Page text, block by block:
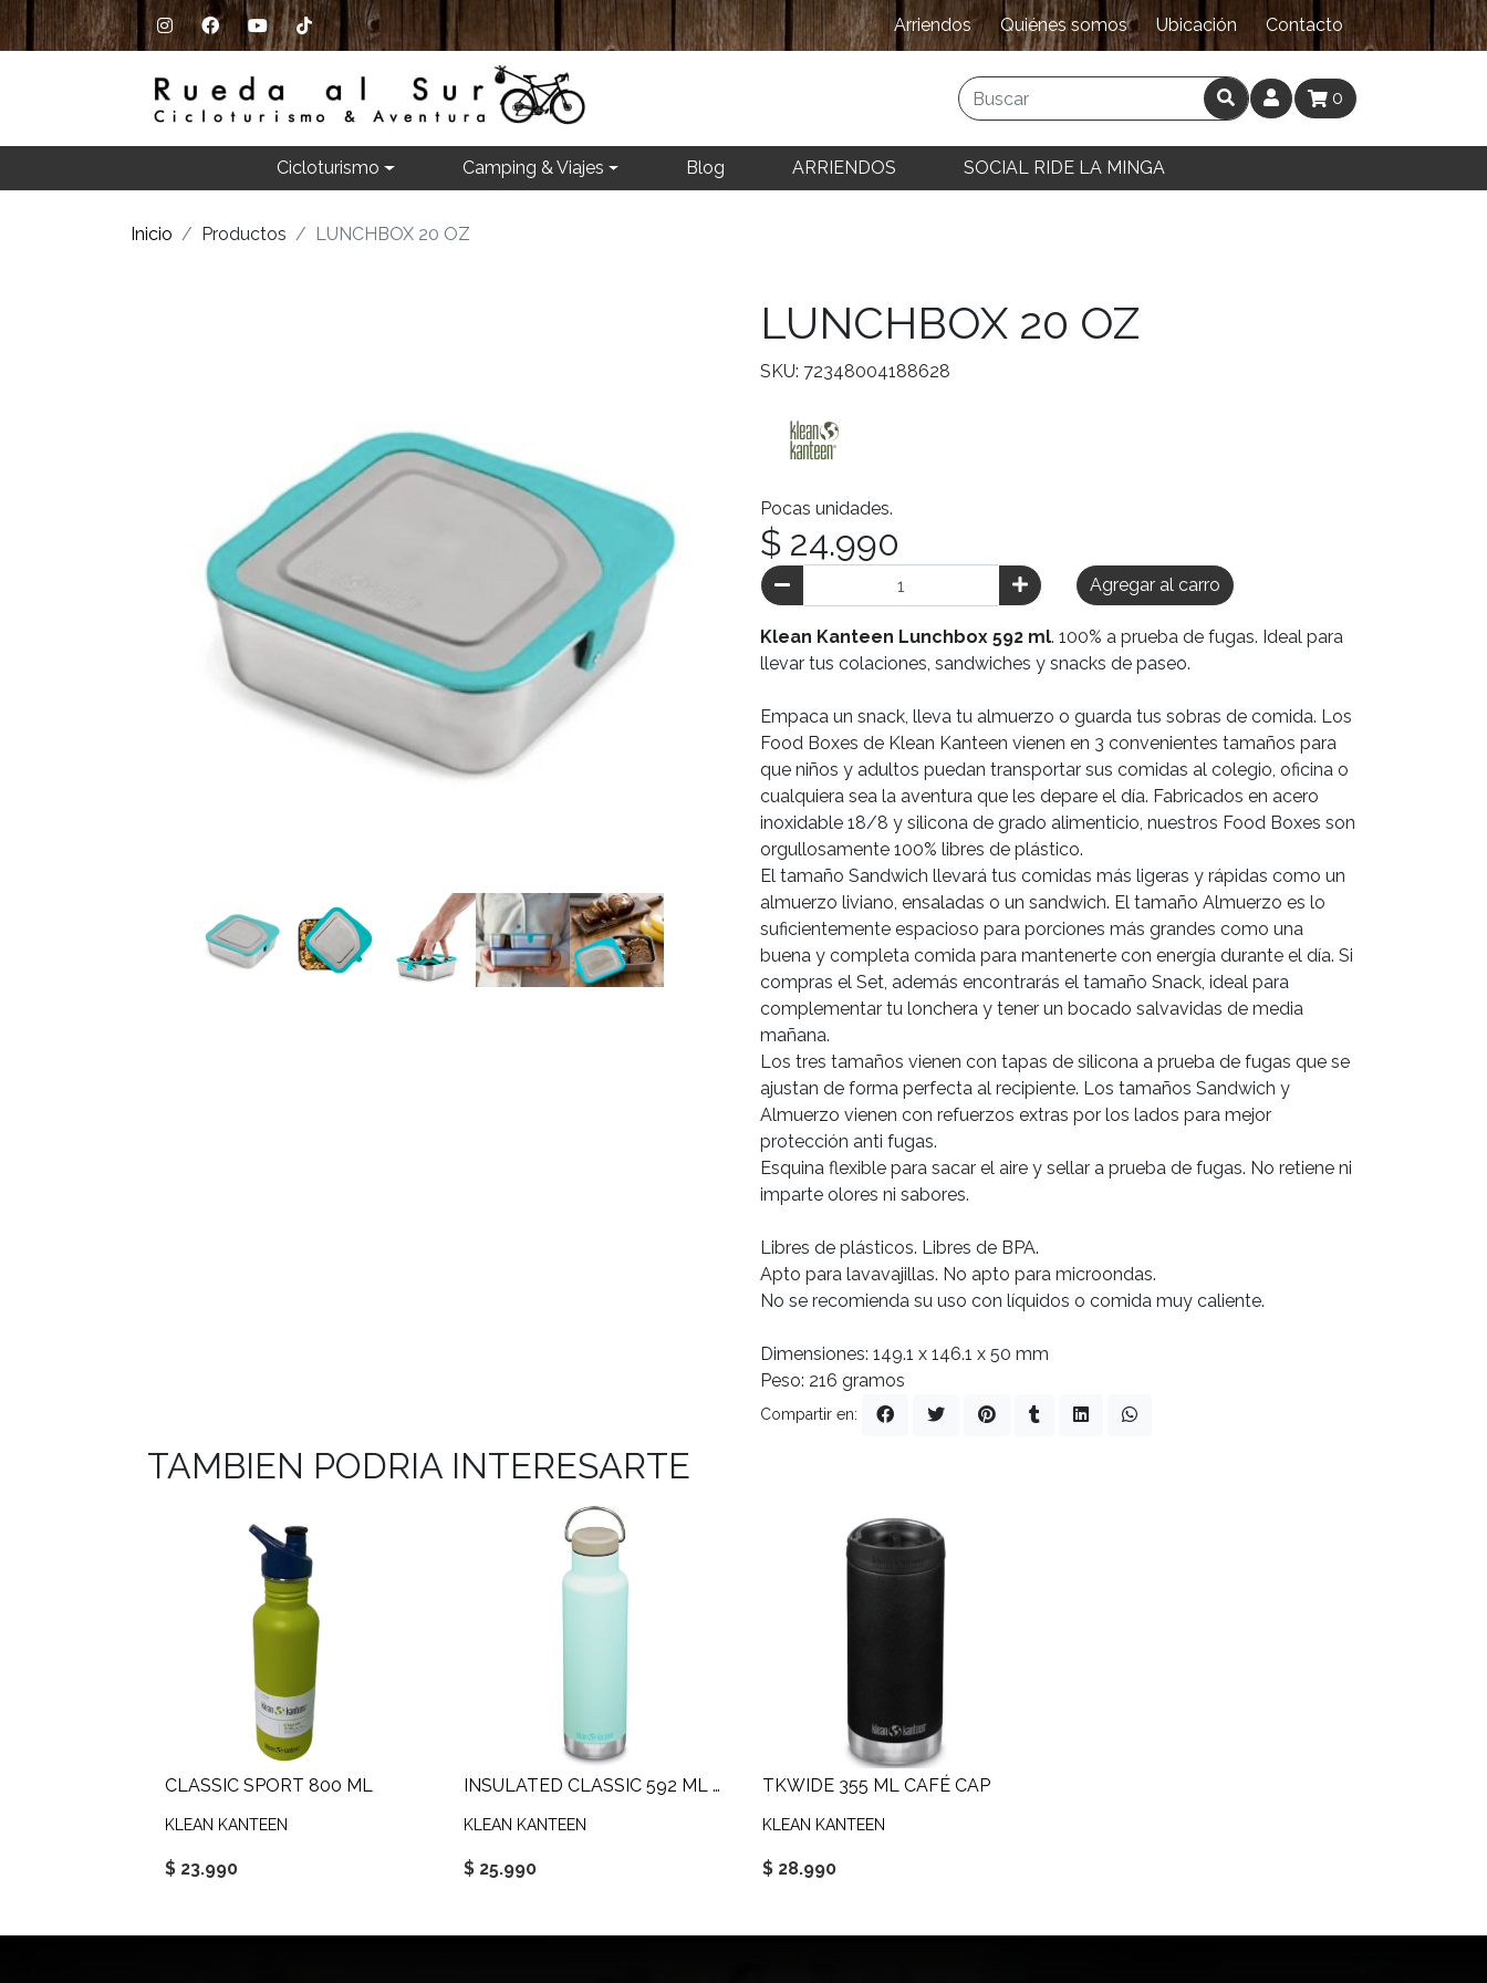
Arriendos Quiénes somos Ubicación Contacto
0
Cicloturismo Camping & Viajes Blog ARRIENDOS SOCIAL RIDE LA MINGA
Inicio Productos LUNCHBOX 20 OZ
LUNCHBOX 20 OZ
SKU: 72348004188628
Pocas unidades.
$ 24.990
Agregar al carro
Klean Kanteen Lunchbox 592 ml. 100% a prueba de fugas. Ideal para
llevar tus colaciones, sandwiches y snacks de paseo.
Empaca un snack, lleva tu almuerzo o guarda tus sobras de comida. Los
Food Boxes de Klean Kanteen vienen en 3 convenientes tamaños para
que niños y adultos puedan transportar sus comidas al colegio, oficina o
cualquiera sea la aventura que les depare el día. Fabricados en acero
inoxidable 18/8 y silicona de grado alimenticio, nuestros Food Boxes son
orgullosamente 100% libres de plástico.
El tamaño Sandwich llevará tus comidas más ligeras y rápidas como un
almuerzo liviano, ensaladas o un sandwich. El tamaño Almuerzo es lo
suficientemente espacioso para porciones más grandes como una
buena y completa comida para mantenerte con energía durante el día. Si
compras el Set, además encontrarás el tamaño Snack, ideal para
complementar tu lonchera y tener un bocado salvavidas de media
mañana.
Los tres tamaños vienen con tapas de silicona a prueba de fugas que se
ajustan de forma perfecta al recipiente. Los tamaños Sandwich y
Almuerzo vienen con refuerzos extras por los lados para mejor
protección anti fugas.
Esquina flexible para sacar el aire y sellar a prueba de fugas. No retiene ni
imparte olores ni sabores.
Libres de plásticos. Libres de BPA.
Apto para lavavajillas. No apto para microondas.
No se recomienda su uso con líquidos o comida muy caliente.
Dimensiones: 149.1 x 146.1 x 50 mm
Peso: 216 gramos
Compartir en:
TAMBIEN PODRIA INTERESARTE
CLASSIC SPORT 800 ML
KLEAN KANTEEN
$ 23.990
INSULATED CLASSIC 592 ML LOOP CAP
KLEAN KANTEEN
$ 25.990
TKWIDE 355 ML CAFÉ CAP
KLEAN KANTEEN
$ 28.990